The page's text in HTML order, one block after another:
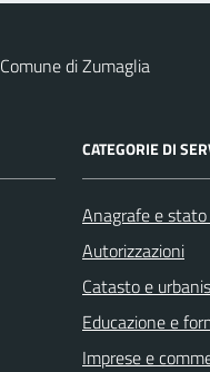
Comune di Zumaglia
CATEGORIE DI
Anagrafe e
Autorizzazioni
Catasto e
Educazione e
Imprese e